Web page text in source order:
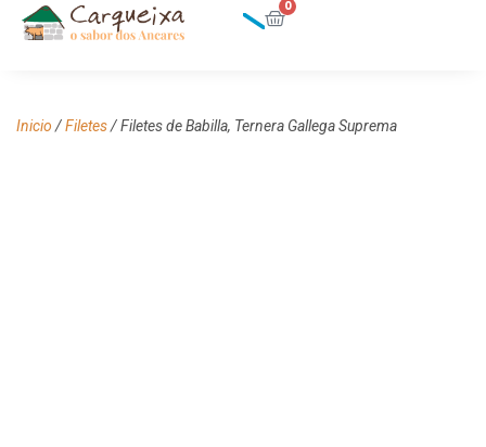
0
Inicio /Filetes/ Filetes de Babilla, Ternera Gallega Suprema